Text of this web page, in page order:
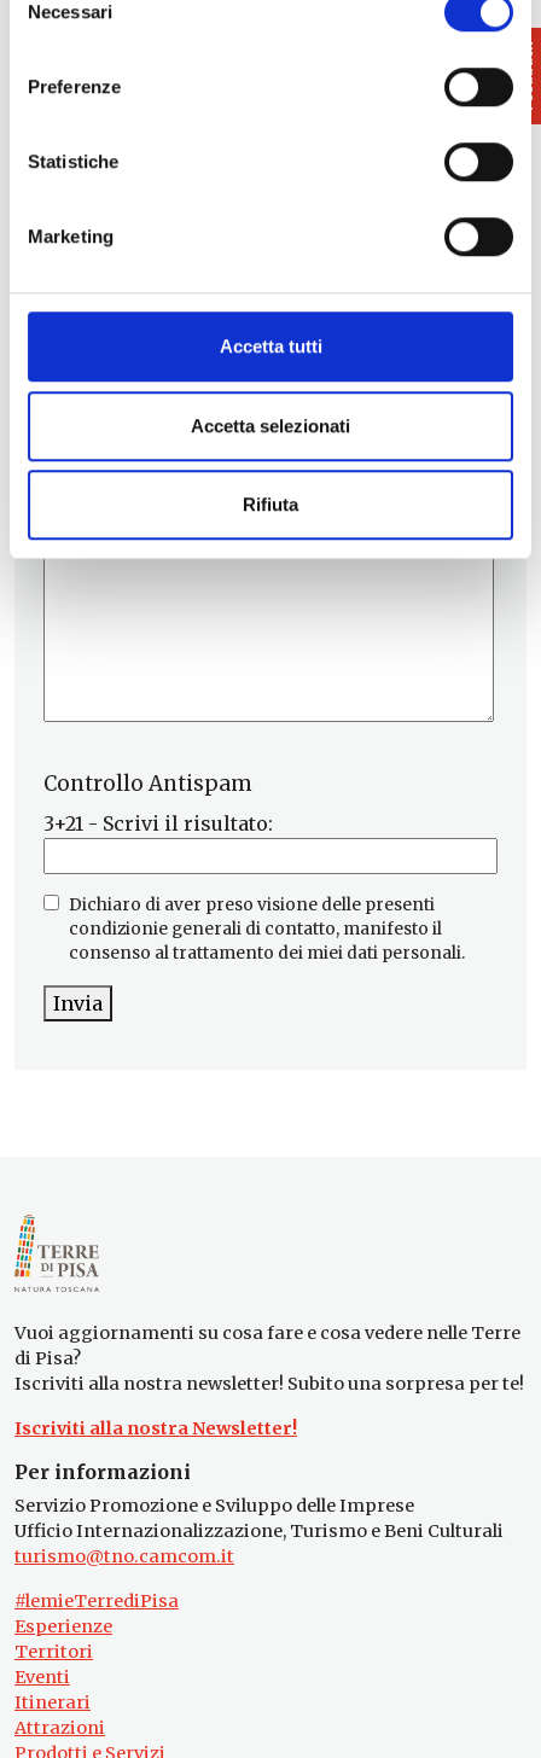
delNecessari
Preferenze
Statistiche
Marketing
Accetta tutti
Accetta selezionati
Rifiuta
Fornitori di servizi
Controllo Antispam
3+21 - Scrivi il risultato:
Dichiaro di aver preso visione delle presenti
condizionie generali di contatto, manifesto il
consenso al trattamento dei miei dati personali.
Invia
Vuoi aggiornamenti su cosa fare e cosa vedere nelle Terre
di Pisa?
Iscriviti alla nostra newsletter! Subito una sorpresa per te!
Iscriviti alla nostra Newsletter!
Per informazioni
Servizio Promozione e Sviluppo delle Imprese
Ufficio Internazionalizzazione, Turismo e Beni Culturali
turismo@tno.camcom.it
#lemieTerrediPisa
Esperienze
Territori
Eventi
Itinerari
Attrazioni
Prodotti e Servizi